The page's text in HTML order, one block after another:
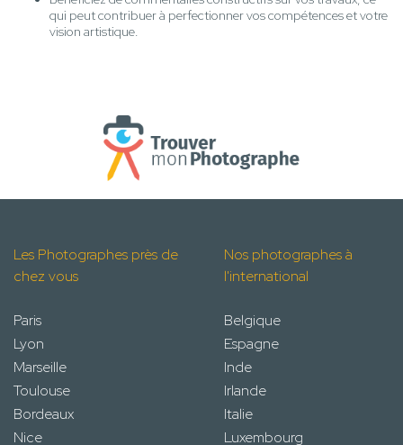
qui peut contribuer à perfectionner vos compétences et votre
vision artistique.
Les Photographes près de
chez vous
Paris
Lyon
Marseille
Toulouse
Bordeaux
Nice
Nos photographes à
l'international
Belgique
Espagne
Inde
Irlande
Italie
Luxembourg